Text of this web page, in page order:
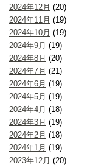
2024年12月 (20)
2024年11月 (19)
2024年10月 (19)
2024年9月 (19)
2024年8月 (20)
2024年7月 (21)
2024年6月 (19)
2024年5月 (19)
2024年4月 (18)
2024年3月 (19)
2024年2月 (18)
2024年1月 (19)
2023年12月 (20)